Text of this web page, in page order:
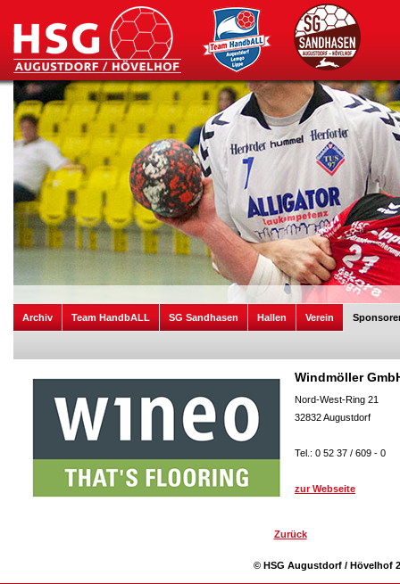
Archiv Team HandbALL SG Sandhasen Hallen Verein
Windmöller
Nord-West-Ring 21
32832 Augustdorf
Tel.: 0 52 37 / 609 - 0
zur Webseite
Zurück
© HSG Augustdorf / Hövelhof